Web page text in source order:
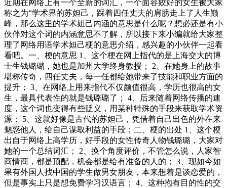
近期在网络上有一个全新的词汇，一个面容姣好的女生被大家
称之为“学术界的苏妲己，踩着四任丈夫的肩膀走上了人生巅
峰，那么这里的学术妲己内涵的意思是什么呢？想必还是有小
伙伴对这个词的内涵意思不了解，所以接下来小编就给大家整
理了网络用语学术妲己梗的意思介绍，感兴趣的小伙伴一起看
看吧。一、梗的意思 1、这个梗在网上指代的是上海交大的博
士生钱璐璐，她也是加州大学终身教授； 2、在她身上的故事
堪称传奇，四任丈夫，每一任都给她带来了技能和职业方面的
提升； 3、在网络上用来指代不仅颜值很高，学历也很高的女
生，最具代表性的就是钱璐璐了； 4、后来随着网络传播的速
度，这个词也变得有些贬义，用某种特殊的手段来获取学术资
源； 5、这就好像是古代的苏妲己，凭借着自己出色的外在来
魅惑他人，给自己谋取利益的手段；二、梗的出处 1、这个梗
出自于网络上高学历，好手段的女性传奇人物钱璐璐，大家对
她的一个总结词汇； 2、换个角度评价，不管怎么说，人家智
商情商，都是顶配，机会都是给有准备的人的； 3、现如今如
果有外国人找中国的学生做男女朋友，本来想着是谈恋爱的，
但是事实上只是想免费学习汉语言； 4、这种抱有目的性的交